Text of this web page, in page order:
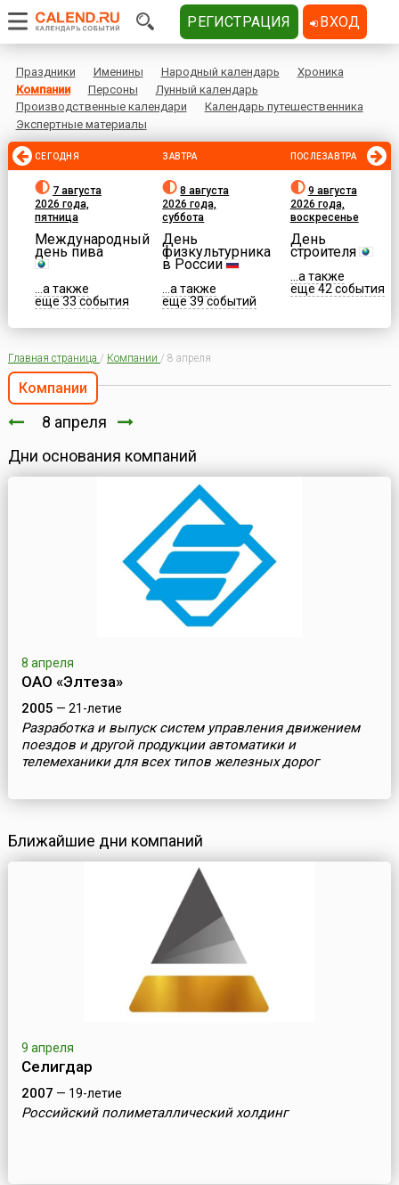
Праздники Именины Народный календарь
Хроника
Компании
Персоны
Лунный календарь
Производственные календари
Календарь путешественника
Экспертные материалы
СЕГОДНЯ
7 августа
2026 года,
пятница
Международный
день пива
...а также
еще 33 события
ЗАВТРА
8 августа
2026 года,
суббота
День
физкультурника
в России
...а также
еще 39 событий
ПОСЛЕЗАВТРА
9 августа
2026 года,
воскресенье
День
строителя
...а также
еще 42 события
Главная страница / Компании / 8 апреля
Компании
8 апреля
Дни основания компаний
8 апреля
ОАО «Элтеза»
2005 — 21-летие
Разработка и выпуск систем управления движением
поездов и другой продукции автоматики и
телемеханики для всех типов железных дорог
Ближайшие дни компаний
9 апреля
Селигдар
2007 — 19-летие
Российский полиметаллический холдинг
РЕГИСТРАЦИЯ ВХОД